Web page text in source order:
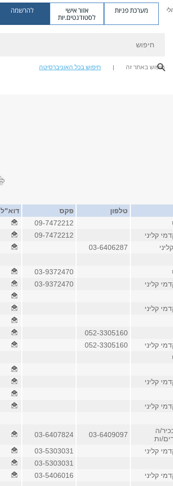
מערכת פניות אזור אישי
לסטודנטים.יות
להרשמה
חיפוש באתר זה חיפוש בכל האוניברסיטה
טלפון פקס
דוא"ל
09-7472212
קליני
09-7472212
03-6406287
03-9372470
קליני
03-9372470
קליני
052-3305160
קליני
052-3305160
קליני
קליני
ה
ות
03-6409097
03-6407824
קליני
03-5303031
03-5303031
קליני
03-5406016